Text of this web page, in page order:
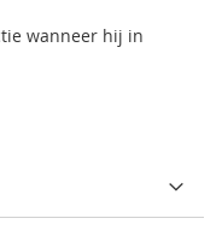
wanneer hij in